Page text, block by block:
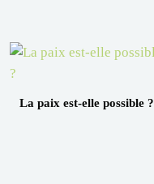
La paix est-elle possible ?